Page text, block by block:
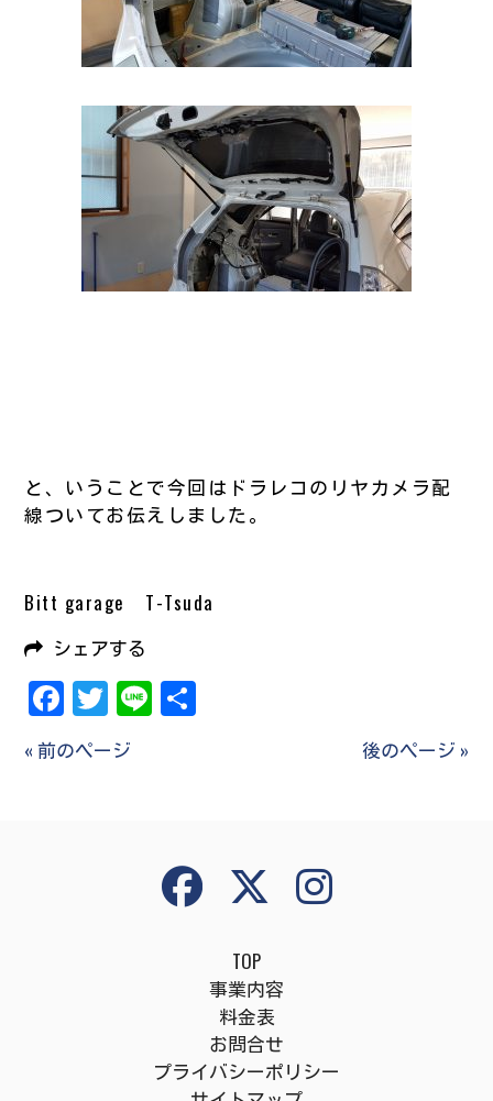
と、いうことで今回はドラレコのリヤカメラ配
線ついてお伝えしました。
Bitt garage T-Tsuda
シェアする
Facebook
Twitter
Line
« 前のページ 後のページ »
TOP
事業内容
料金表
お問合せ
プライバシーポリシー